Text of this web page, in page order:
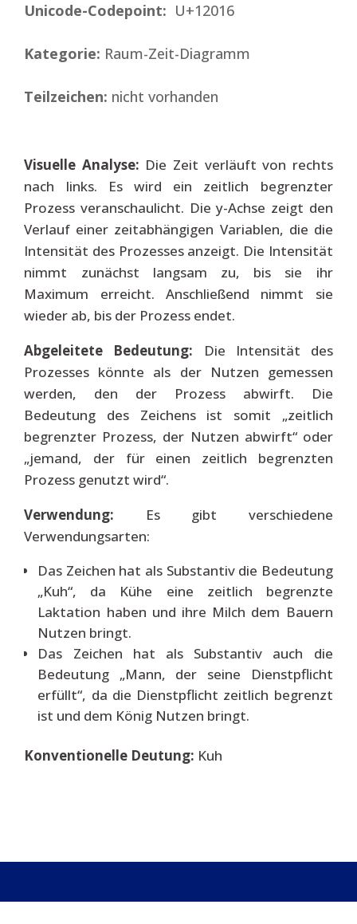
Unicode-Codepoint: U+12016
Kategorie: Raum-Zeit-Diagramm
Teilzeichen: nicht vorhanden
Visuelle Analyse: Die Zeit verläuft von rechts
nach links. Es wird ein zeitlich begrenzter
Prozess veranschaulicht. Die y-Achse zeigt den
Verlauf einer zeitabhängigen Variablen, die die
Intensität des Prozesses anzeigt. Die Intensität
nimmt zunächst langsam zu, bis sie ihr
Maximum erreicht. Anschließend nimmt sie
wieder ab, bis der Prozess endet.
Abgeleitete Bedeutung: Die Intensität des
Prozesses könnte als der Nutzen gemessen
werden, den der Prozess abwirft. Die
Bedeutung des Zeichens ist somit „zeitlich
begrenzter Prozess, der Nutzen abwirft“ oder
„jemand, der für einen zeitlich begrenzten
Prozess genutzt wird“.
Verwendung: Es gibt verschiedene
Verwendungsarten:
Das Zeichen hat als Substantiv die Bedeutung
„Kuh“, da Kühe eine zeitlich begrenzte
Laktation haben und ihre Milch dem Bauern
Nutzen bringt.
Das Zeichen hat als Substantiv auch die
Bedeutung „Mann, der seine Dienstpflicht
erfüllt“, da die Dienstpflicht zeitlich begrenzt
ist und dem König Nutzen bringt.
Konventionelle Deutung: Kuh